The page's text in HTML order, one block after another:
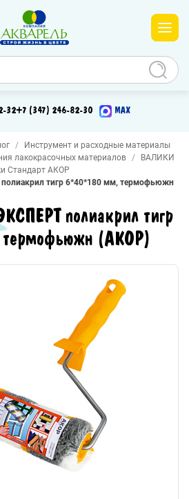
32+7 (347) 246-82-30 MAX
Инструмент и расходные материалы
лакокрасочных материалов
ВАЛИКИ
Стандарт АКОР
тигр 6*40*180 мм, термофьюжн
полиакрил тигр
(АКОР)